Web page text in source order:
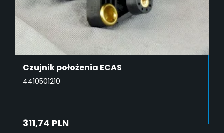
Czujnik położenia ECAS
4410501210
311,74 PLN